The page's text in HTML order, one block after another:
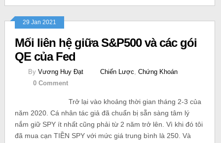
29 Jan 2021
Mối liên hệ giữa S&P500 và các gói
QE của Fed
By Vương Huy Đạt Chiến Lược Chứng Khoán
0 Comment
Trở lại vào khoảng thời gian tháng 2-3 của
năm 2020. Cá nhân tác giả đã chuẩn bị sẵn sàng tâm lý
nắm giữ SPY ít nhất cũng phải từ 2 năm trở lên. Vì khi đó tôi
đã mua cạn TIỀN SPY với mức giá trung bình là 250. Và